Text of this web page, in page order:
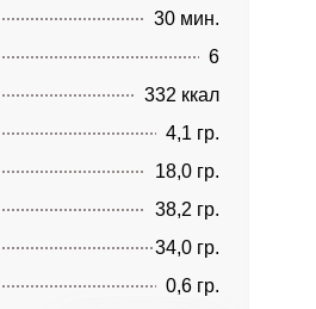
30 мин.
6
332 ккал
4,1 гр.
18,0 гр.
38,2 гр.
34,0 гр.
0,6 гр.